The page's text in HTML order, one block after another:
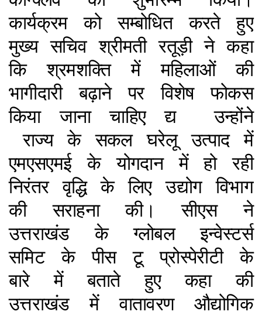
कार्यक्रम को सम्बोधित करते हुए
मुख्य सचिव श्रीमती रतूड़ी ने कहा
कि श्रमशक्ति में महिलाओं की
भागीदारी बढ़ाने पर विशेष फोकस
किया जाना चाहिए द्य उन्होंने
राज्य के सकल घरेलू उत्पाद में
एमएसएमई के योगदान में हो रही
निरंतर वृद्धि के लिए उद्योग विभाग
की सराहना की। सीएस ने
उत्तराखंड के ग्लोबल इन्वेस्टर्स
समिट के पीस टू प्रोस्पेरीटी के
बारे में बताते हुए कहा की
उत्तराखंड में वातावरण औद्योगिक